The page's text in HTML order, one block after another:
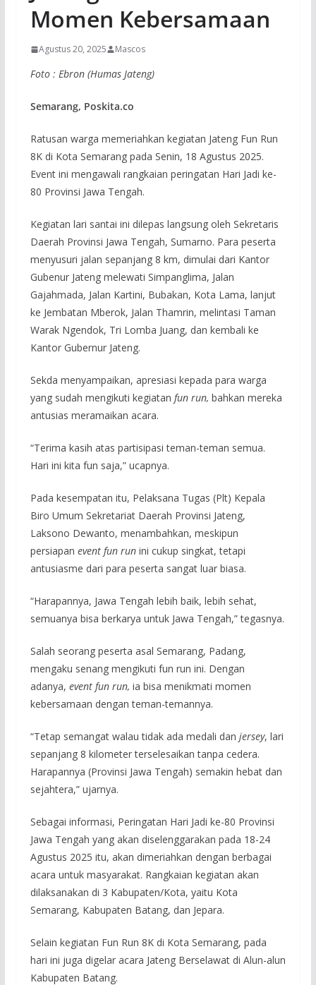
Momen Kebersamaan
Agustus 20, 2025 Mascos
Foto : Ebron (Humas Jateng)
Semarang, Poskita.co
Ratusan warga memeriahkan kegiatan Jateng Fun Run
8K di Kota Semarang pada Senin, 18 Agustus 2025.
Event ini mengawali rangkaian peringatan Hari Jadi ke-
80 Provinsi Jawa Tengah.
Kegiatan lari santai ini dilepas langsung oleh Sekretaris
Daerah Provinsi Jawa Tengah, Sumarno. Para peserta
menyusuri jalan sepanjang 8 km, dimulai dari Kantor
Gubenur Jateng melewati Simpanglima, Jalan
Gajahmada, Jalan Kartini, Bubakan, Kota Lama, lanjut
ke Jembatan Mberok, Jalan Thamrin, melintasi Taman
Warak Ngendok, Tri Lomba Juang, dan kembali ke
Kantor Gubernur Jateng.
Sekda menyampaikan, apresiasi kepada para warga
yang sudah mengikuti kegiatan fun run, bahkan mereka
antusias meramaikan acara.
“Terima kasih atas partisipasi teman-teman semua.
Hari ini kita fun saja,” ucapnya.
Pada kesempatan itu, Pelaksana Tugas (Plt) Kepala
Biro Umum Sekretariat Daerah Provinsi Jateng,
Laksono Dewanto, menambahkan, meskipun
persiapan event fun runini cukup singkat, tetapi
antusiasme dari para peserta sangat luar biasa.
“Harapannya, Jawa Tengah lebih baik, lebih sehat,
semuanya bisa berkarya untuk Jawa Tengah,” tegasnya.
Salah seorang peserta asal Semarang, Padang,
mengaku senang mengikuti fun run ini. Dengan
adanya, event fun run, ia bisa menikmati momen
kebersamaan dengan teman-temannya.
“Tetap semangat walau tidak ada medali dan jersey, lari
sepanjang 8 kilometer terselesaikan tanpa cedera.
Harapannya (Provinsi Jawa Tengah) semakin hebat dan
sejahtera,” ujarnya.
Sebagai informasi, Peringatan Hari Jadi ke-80 Provinsi
Jawa Tengah yang akan diselenggarakan pada 18-24
Agustus 2025 itu, akan dimeriahkan dengan berbagai
acara untuk masyarakat. Rangkaian kegiatan akan
dilaksanakan di 3 Kabupaten/Kota, yaitu Kota
Semarang, Kabupaten Batang, dan Jepara.
Selain kegiatan Fun Run 8K di Kota Semarang, pada
hari ini juga digelar acara Jateng Berselawat di Alun-alun
Kabupaten Batang.